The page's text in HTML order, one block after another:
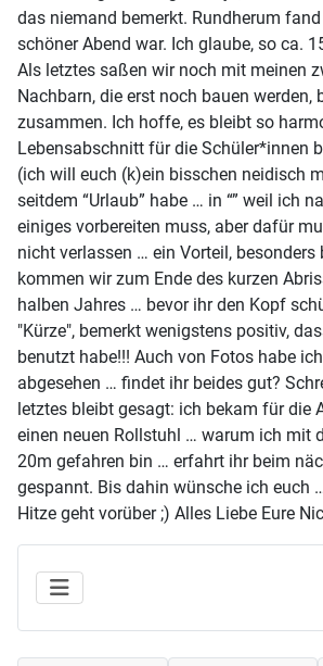
das niemand bemerkt. Rundherum
schöner Abend war. Ich glaube, so ca.
Als letztes saßen wir noch mit meinen
Nachbarn, die erst noch bauen werden,
zusammen. Ich hoffe, es bleibt so
Lebensabschnitt für die Schüler*innen
(ich will euch (k)ein bisschen neidisch
seitdem “Urlaub” habe … in “” weil ich
einiges vorbereiten muss, aber dafür
nicht verlassen … ein Vorteil, besonders
kommen wir zum Ende des kurzen
halben Jahres … bevor ihr den Kopf
"Kürze", bemerkt wenigstens positiv,
benutzt habe!!! Auch von Fotos habe
abgesehen … findet ihr beides gut?
letztes bleibt gesagt: ich bekam für die
einen neuen Rollstuhl … warum ich mit
20m gefahren bin … erfahrt ihr beim
gespannt. Bis dahin wünsche ich euch
Hitze geht vorüber ;) Alles Liebe Eure